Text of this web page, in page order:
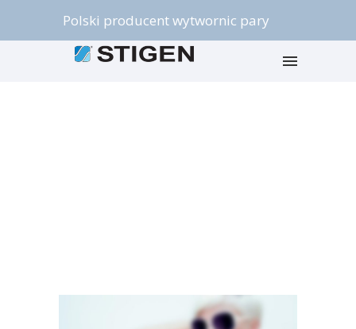
Polski producent wytwornic pary